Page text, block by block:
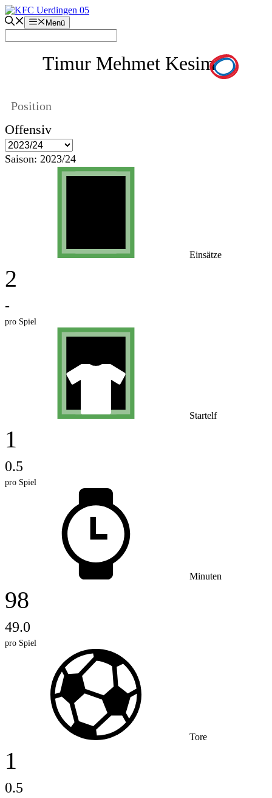
Zum
Inhalt
springen
Menü
Timur Mehmet Kesim
Position
Offensiv
Saison: 2023/24
Einsätze
2
-
pro Spiel
Startelf
1
0.5
pro Spiel
Minuten
98
49.0
pro Spiel
Tore
1
0.5